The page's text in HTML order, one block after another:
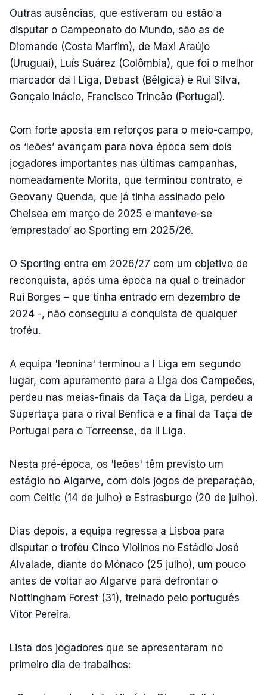
Outras ausências, que estiveram ou estão a
disputar o Campeonato do Mundo, são as de
Diomande (Costa Marfim), de Maxi Araújo
(Uruguai), Luís Suárez (Colômbia), que foi o melhor
marcador da I Liga, Debast (Bélgica) e Rui Silva,
Gonçalo Inácio, Francisco Trincão (Portugal).
Com forte aposta em reforços para o meio-campo,
os ‘leões’ avançam para nova época sem dois
jogadores importantes nas últimas campanhas,
nomeadamente Morita, que terminou contrato, e
Geovany Quenda, que já tinha assinado pelo
Chelsea em março de 2025 e manteve-se
‘emprestado’ ao Sporting em 2025/26.
O Sporting entra em 2026/27 com um objetivo de
reconquista, após uma época na qual o treinador
Rui Borges – que tinha entrado em dezembro de
2024 -, não conseguiu a conquista de qualquer
troféu.
A equipa 'leonina' terminou a I Liga em segundo
lugar, com apuramento para a Liga dos Campeões,
perdeu nas meias-finais da Taça da Liga, perdeu a
Supertaça para o rival Benfica e a final da Taça de
Portugal para o Torreense, da II Liga.
Nesta pré-época, os 'leões' têm previsto um
estágio no Algarve, com dois jogos de preparação,
com Celtic (14 de julho) e Estrasburgo (20 de julho).
Dias depois, a equipa regressa a Lisboa para
disputar o troféu Cinco Violinos no Estádio José
Alvalade, diante do Mónaco (25 julho), um pouco
antes de voltar ao Algarve para defrontar o
Nottingham Forest (31), treinado pelo português
Vítor Pereira.
Lista dos jogadores que se apresentaram no
primeiro dia de trabalhos: